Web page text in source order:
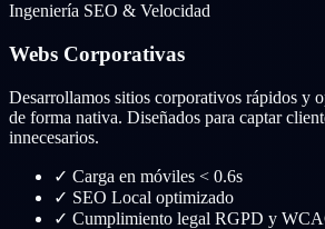
Ingeniería SEO & Velocidad
Webs Corporativas
Desarrollamos sitios corporativos rápidos y
de forma nativa. Diseñados para captar
innecesarios.
✓ Carga en móviles < 0.6s
✓ SEO Local optimizado
✓ Cumplimiento legal RGPD y